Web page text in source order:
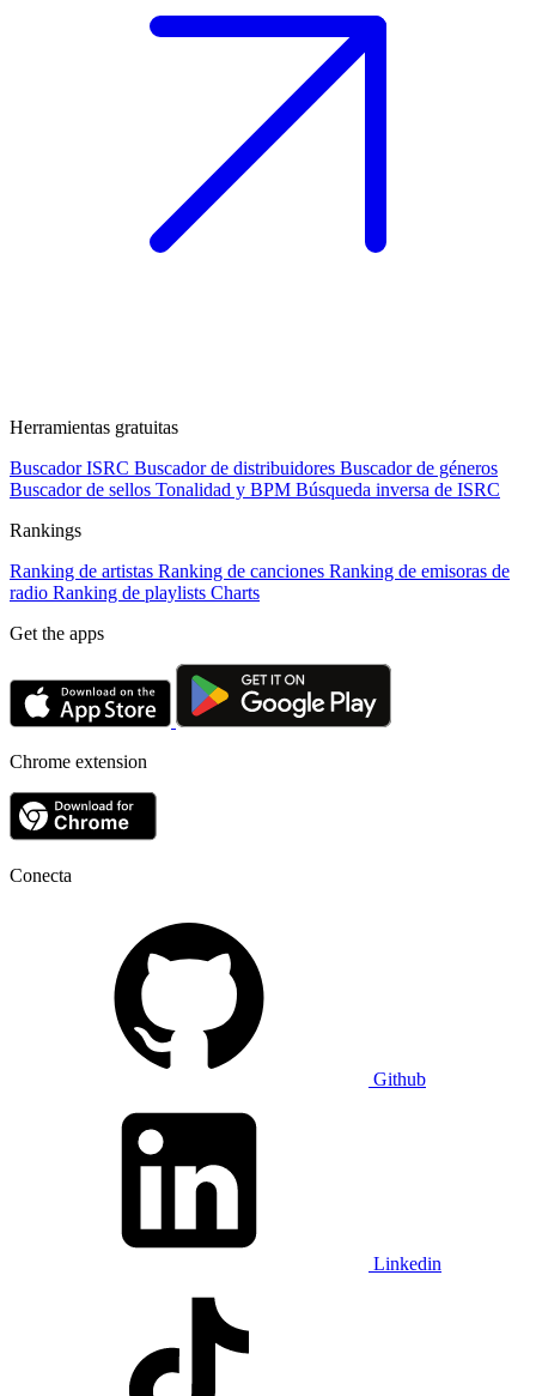
Herramientas gratuitas
Buscador ISRC Buscador de distribuidores Buscador de géneros
Buscador de sellos Tonalidad y BPM Búsqueda inversa de ISRC
Rankings
Ranking de artistas Ranking de canciones Ranking de emisoras de
radio Ranking de playlists Charts
Get the apps
Chrome extension
Conecta
Github
Linkedin